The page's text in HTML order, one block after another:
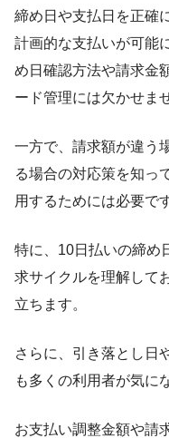
締め日や支払日を正確
計画的な支払いが可能
め日確認方法や請求金
ード管理には欠かせま
一方で、請求額が違う
る場合の対応策を知っ
用するためには必要で
特に、10日払いの締め
求サイクルを理解して
立ちます。
さらに、引き落とし日
も多くの利用者が気に
お支払い調整金額や請